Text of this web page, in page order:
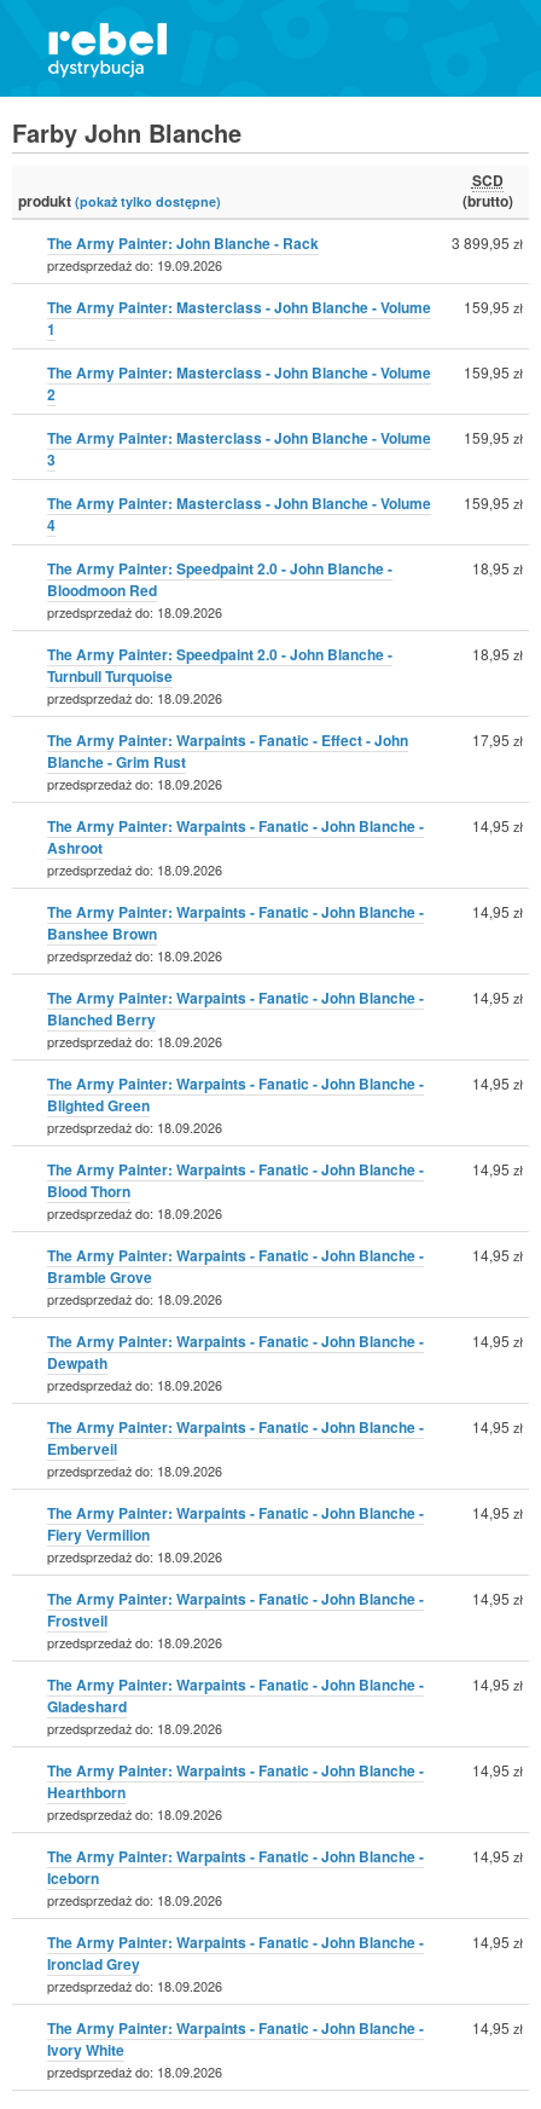
Farby John Blanche
produkt (pokaż tylko dostępne)
SCD
(brutto)
The Army Painter: John Blanche - Rack
przedsprzedaż do: 19.09.2026
3 899,95 zł
The Army Painter: Masterclass - John Blanche - Volume
1
159,95 zł
The Army Painter: Masterclass - John Blanche - Volume
2
159,95 zł
The Army Painter: Masterclass - John Blanche - Volume
3
159,95 zł
The Army Painter: Masterclass - John Blanche - Volume
4
159,95 zł
The Army Painter: Speedpaint 2.0 - John Blanche -
Bloodmoon Red
przedsprzedaż do: 18.09.2026
18,95 zł
The Army Painter: Speedpaint 2.0 - John Blanche -
Turnbull Turquoise
przedsprzedaż do: 18.09.2026
18,95 zł
The Army Painter: Warpaints - Fanatic - Effect - John
Blanche - Grim Rust
przedsprzedaż do: 18.09.2026
17,95 zł
The Army Painter: Warpaints - Fanatic - John Blanche -
Ashroot
przedsprzedaż do: 18.09.2026
14,95 zł
The Army Painter: Warpaints - Fanatic - John Blanche -
Banshee Brown
przedsprzedaż do: 18.09.2026
14,95 zł
The Army Painter: Warpaints - Fanatic - John Blanche -
Blanched Berry
przedsprzedaż do: 18.09.2026
14,95 zł
The Army Painter: Warpaints - Fanatic - John Blanche -
Blighted Green
przedsprzedaż do: 18.09.2026
14,95 zł
The Army Painter: Warpaints - Fanatic - John Blanche -
Blood Thorn
przedsprzedaż do: 18.09.2026
14,95 zł
The Army Painter: Warpaints - Fanatic - John Blanche -
Bramble Grove
przedsprzedaż do: 18.09.2026
14,95 zł
The Army Painter: Warpaints - Fanatic - John Blanche -
Dewpath
przedsprzedaż do: 18.09.2026
14,95 zł
The Army Painter: Warpaints - Fanatic - John Blanche -
Emberveil
przedsprzedaż do: 18.09.2026
14,95 zł
The Army Painter: Warpaints - Fanatic - John Blanche -
Fiery Vermilion
przedsprzedaż do: 18.09.2026
14,95 zł
The Army Painter: Warpaints - Fanatic - John Blanche -
Frostveil
przedsprzedaż do: 18.09.2026
14,95 zł
The Army Painter: Warpaints - Fanatic - John Blanche -
Gladeshard
przedsprzedaż do: 18.09.2026
14,95 zł
The Army Painter: Warpaints - Fanatic - John Blanche -
Hearthborn
przedsprzedaż do: 18.09.2026
14,95 zł
The Army Painter: Warpaints - Fanatic - John Blanche -
Iceborn
przedsprzedaż do: 18.09.2026
14,95 zł
The Army Painter: Warpaints - Fanatic - John Blanche -
Ironclad Grey
przedsprzedaż do: 18.09.2026
14,95 zł
The Army Painter: Warpaints - Fanatic - John Blanche -
Ivory White
przedsprzedaż do: 18.09.2026
14,95 zł